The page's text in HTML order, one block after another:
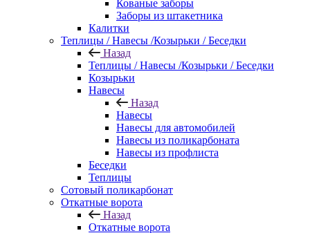
Кованые заборы
Заборы из штакетника
Калитки
Теплицы / Навесы /Козырьки / Беседки
Назад
Теплицы / Навесы /Козырьки / Беседки
Козырьки
Навесы
Назад
Навесы
Навесы для автомобилей
Навесы из поликарбоната
Навесы из профлиста
Беседки
Теплицы
Сотовый поликарбонат
Откатные ворота
Назад
Откатные ворота